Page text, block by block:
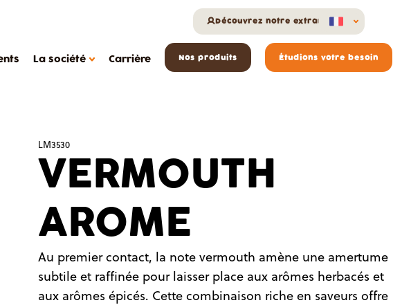
La société
LA SOCIÉTÉ METAROM
La société
FAQ
Contact
Metarom.com
Carrière Nos produits Étudions votre besoin
Découvrez notre extranet
LM3530
VERMOUTH
AROME
Au premier contact, la note vermouth amène une amertume
subtile et raffinée pour laisser place aux arômes herbacés et
aux arômes épicés. Cette combinaison riche en saveurs offre